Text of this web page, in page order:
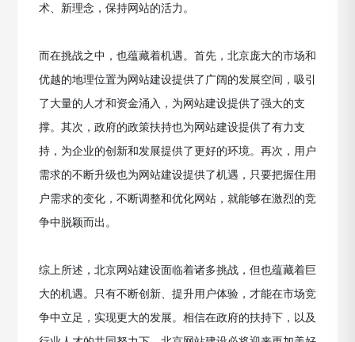
术、新理念，保持网站的活力。
而在挑战之中，也蕴藏着机遇。首先，北京庞大的市场和
优越的地理位置为网站建设提供了广阔的发展空间，吸引
了大量的人才和资金涌入，为网站建设提供了强大的支
撑。其次，政府的政策扶持也为网站建设提供了有力支
持，为企业的创新和发展提供了更好的环境。再次，用户
需求的不断升级也为网站建设提供了机遇，只要把握住用
户需求的变化，不断调整和优化网站，就能够在激烈的竞
争中脱颖而出。
综上所述，北京网站建设面临着诸多挑战，但也蕴藏着巨
大的机遇。只有不断创新、提升用户体验，才能在市场竞
争中立足，实现更大的发展。相信在政府的扶持下，以及